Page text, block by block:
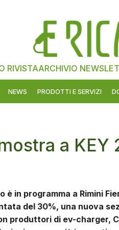
RIVISTAARCHIVIO
NEWS PRODOTTI E SERVIZI
a KEY
in programma a Rimini
del 30%, una nuova
produttori di ev-charger,